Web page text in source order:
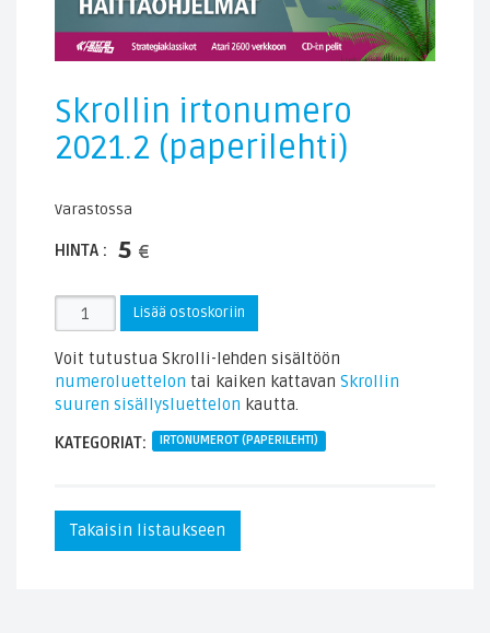
Skrollin irtonumero
2021.2 (paperilehti)
Varastossa
HINTA : 5 €
Skrollin
irtonumero
2021.2
(paperilehti)
määrä
Lisää ostoskoriin
Voit tutustua Skrolli-lehden sisältöön
numeroluettelon tai kaiken kattavan Skrollin
suuren sisällysluettelon kautta.
KATEGORIAT:
IRTONUMEROT (PAPERILEHTI)
Takaisin listaukseen